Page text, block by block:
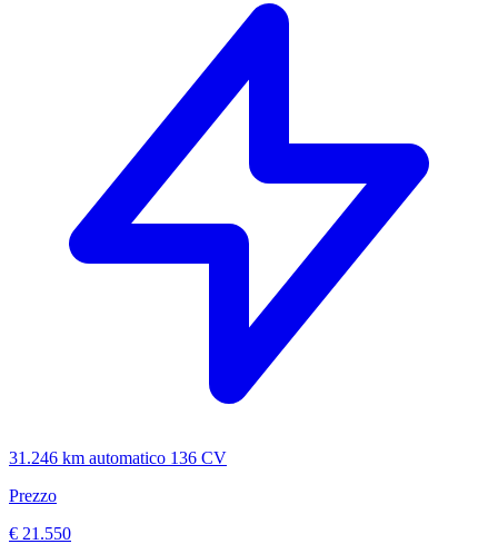
31.246 km automatico 136 CV
Prezzo
€ 21.550